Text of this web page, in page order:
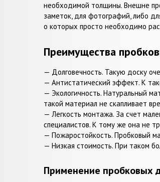
необходимой толщины. Внешне
заметок, для фотографий, либо
о которых просто необходимо
Преимущества
— Долговечность. Такую доску
— Антистатический эффект. К
— Экологичность. Натуральный
такой материал не скапливает
— Легкость монтажа. За счет
специалистов. К тому же она не
— Пожаростойкость. Пробковый
— Низкая стоимость. При таком
Применение пробковых